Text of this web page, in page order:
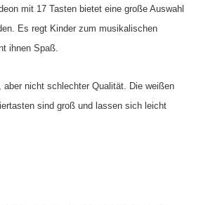
mit 17 Tasten bietet eine große Auswahl
Es regt Kinder zum musikalischen
ihnen Spaß.
aber nicht schlechter Qualität. Die weißen
sind groß und lassen sich leicht